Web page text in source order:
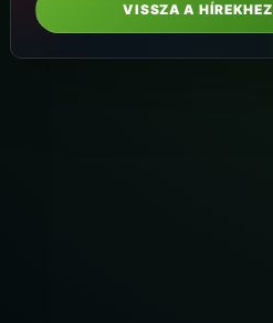
VISSZA A HÍREKHEZ